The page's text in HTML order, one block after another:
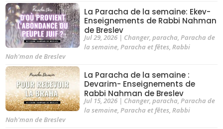
La Paracha de la semaine: Ekev-
Enseignements de Rabbi Nahman
de Breslev
Jul 29, 2026| Changer, paracha, Paracha de
la semaine, Paracha et fêtes, Rabbi
Nah'man de Breslev
La Paracha de la semaine :
Devarim- Enseignements de
Rabbi Nahman de Breslev
Jul 15, 2026| Changer, paracha, Paracha de
la semaine, Paracha et fêtes, Rabbi
Nah'man de Breslev